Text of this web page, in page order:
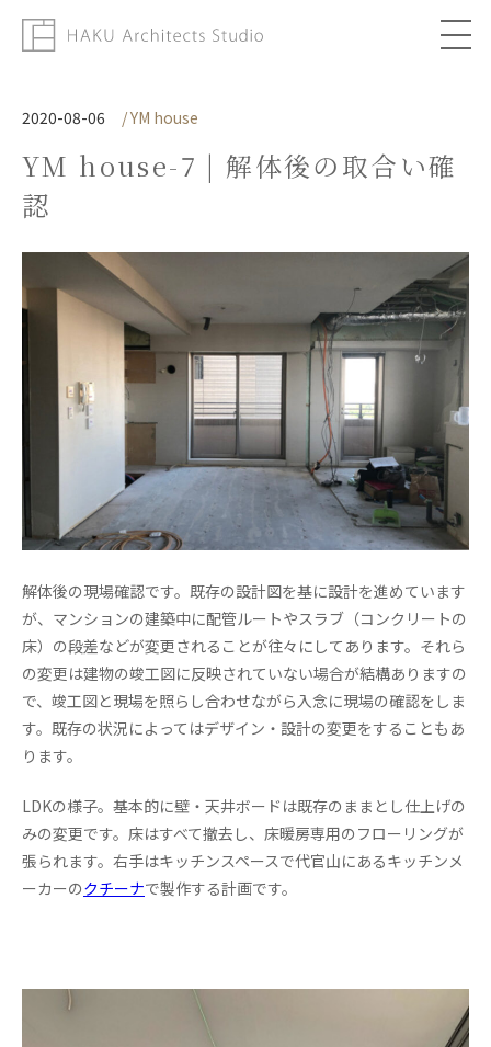
Works
Column
Topics
Contact
2020-08-06 / YM house
YM house-7 | 解体後の取合い確
認
解体後の現場確認です。既存の設計図を基に設計を進めています
が、マンションの建築中に配管ルートやスラブ（コンクリートの
床）の段差などが変更されることが往々にしてあります。それら
の変更は建物の竣工図に反映されていない場合が結構ありますの
で、竣工図と現場を照らし合わせながら入念に現場の確認をしま
す。既存の状況によってはデザイン・設計の変更をすることもあ
ります。
LDKの様子。基本的に壁・天井ボードは既存のままとし仕上げの
みの変更です。床はすべて撤去し、床暖房専用のフローリングが
張られます。右手はキッチンスペースで代官山にあるキッチンメ
ーカーのクチーナで製作する計画です。